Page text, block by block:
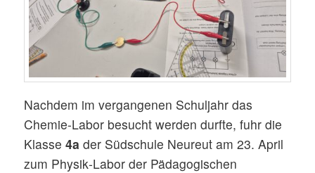
Nachdem im vergangenen Schuljahr das
Chemie-Labor besucht werden durfte, fuhr die
Klasse4a der Südschule Neureut am 23. April
zum Physik‑Labor der Pädagogischen